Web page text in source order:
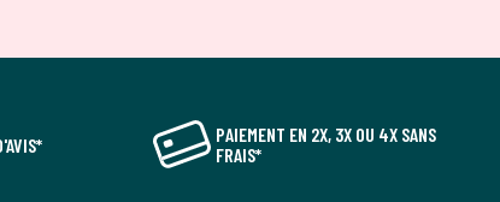
PAIEMENT EN 2X, 3X OU 4X SANS
FRAIS*